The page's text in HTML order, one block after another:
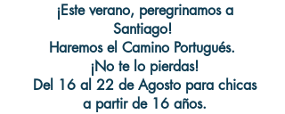
¡Este verano, peregrinamos a
Santiago!
Haremos el Camino Portugués.
¡No te lo pierdas!
Del 16 al 22 de Agosto para chicas
a partir de 16 años.